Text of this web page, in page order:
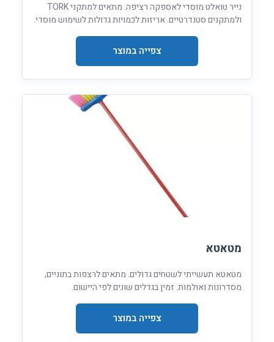
נייר טואלט מוסדי לאספקה רציפה. מתאים למתקני TORK
ולמתקנים סטנדרטיים. אריזות לכמויות גדולות לשימוש מוסדי.
צפייה במוצר
מטאטא
מטאטא תעשייתי לשטחים גדולים. מתאים לרצפות בתוניים,
מסדרונות ואולמות. זמין בגדלים שונים לפי היישום.
צפייה במוצר